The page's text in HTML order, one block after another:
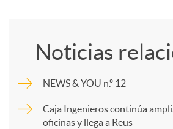
m
p
Noticias
NEWS & YOU n.º 12
Caja Ingenieros continúa
oficinas y llega a Reus